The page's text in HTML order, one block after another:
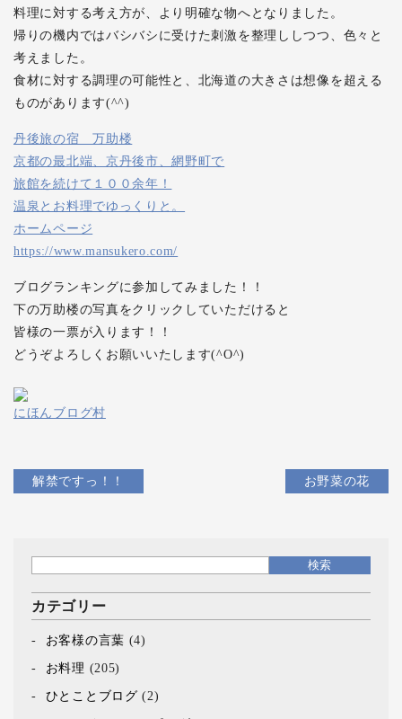
料理に対する考え方が、より明確な物へとなりました。
帰りの機内ではバシバシに受けた刺激を整理ししつつ、色々と
考えました。
食材に対する調理の可能性と、北海道の大きさは想像を超える
ものがあります(^^)
丹後旅の宿 万助楼
京都の最北端、京丹後市、網野町で
旅館を続けて１００余年！
温泉とお料理でゆっくりと。
ホームページ
https://www.mansukero.com/
ブログランキングに参加してみました！！
下の万助楼の写真をクリックしていただけると
皆様の一票が入ります！！
どうぞよろしくお願いいたします(^O^)
にほんブログ村
解禁ですっ！！ お野菜の花
カテゴリー
お客様の言葉 (4)
お料理 (205)
ひとことブログ (2)